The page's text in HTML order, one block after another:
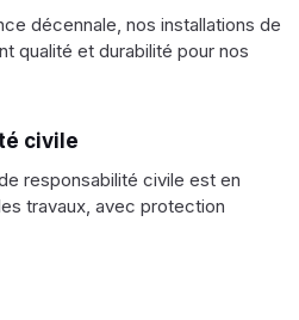
décennale, nos installations de
qualité et durabilité pour nos
civile
responsabilité civile est en
travaux, avec protection